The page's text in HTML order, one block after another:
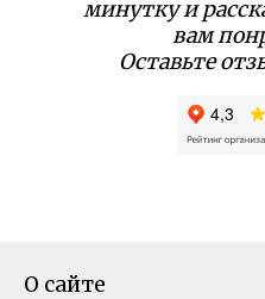
минутку и
вам
Оставьте
О сайте